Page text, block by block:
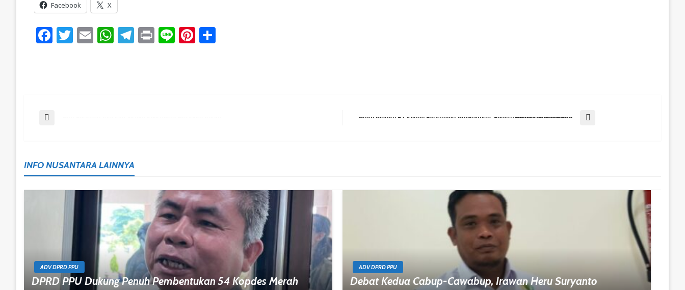
Facebook X
Facebook
Twitter
EmailWhatsApp
Telegram
PrintLinePinterest
Post
Previous Post Hari Pertama Idul Fitri Sistem Kelistrikan Nasional Andal Next Post Halal Bihalal PT Kilang Pertamina Balikpapan, Pererat Silaturahmi Dengan Energi Kebersamaan
INFO NUSANTARA LAINNYA
ADV DPRD PPU
DPRD PPU Dukung Penuh Pembentukan 54 Kopdes Merah
ADV DPRD PPU
Debat Kedua Cabup-Cawabup, Irawan Heru Suryanto